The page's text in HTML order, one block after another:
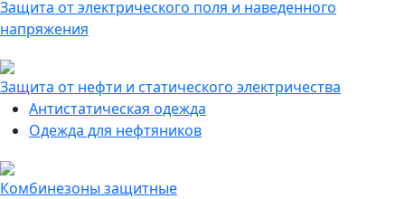
Защита от электрического поля и наведенного
напряжения
Защита от нефти и статического электричества
Антистатическая одежда
Одежда для нефтяников
Комбинезоны защитные